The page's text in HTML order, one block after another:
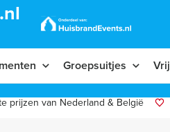
Groepsuitjes
prijzen van Nederland & België